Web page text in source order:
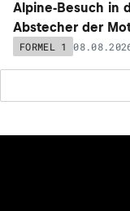
Alpine-Besuch in
Abstecher der
FORMEL 1